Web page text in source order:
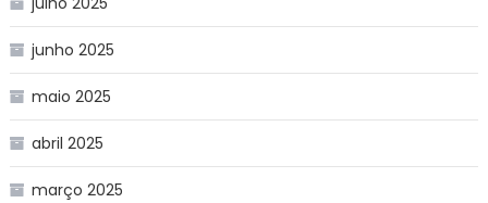
junho 2025
maio 2025
abril 2025
março 2025